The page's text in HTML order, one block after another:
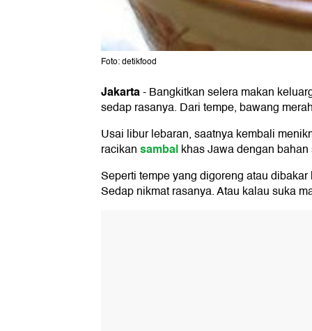
Foto: detikfood
Jakarta-Bangkitkan selera makan
sedap rasanya. Dari tempe, bawang
Usai libur lebaran, saatnya kembali
racikansambalkhas Jawa dengan
Seperti tempe yang digoreng atau
Sedap nikmat rasanya. Atau kalau suka